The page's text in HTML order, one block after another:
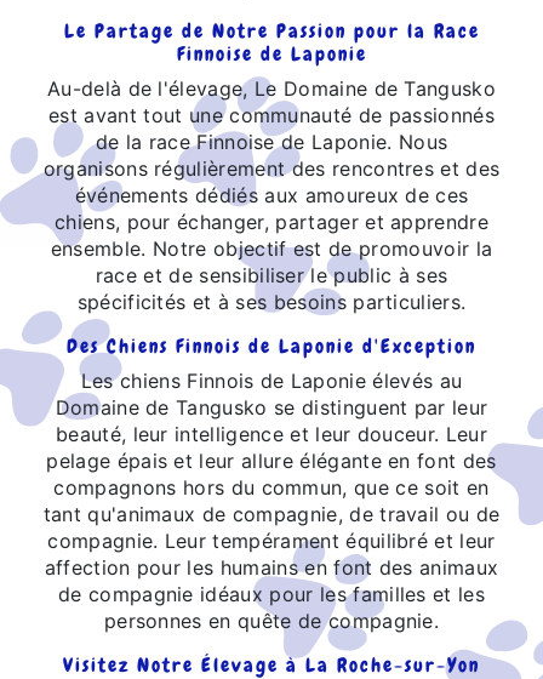
Le Partage de Notre Passion pour la Race
Finnoise de Laponie
Au-delà de l'élevage, Le Domaine de Tangusko
est avant tout une communauté de passionnés
de la race Finnoise de Laponie. Nous
organisons régulièrement des rencontres et des
événements dédiés aux amoureux de ces
chiens, pour échanger, partager et apprendre
ensemble. Notre objectif est de promouvoir la
race et de sensibiliser le public à ses
spécificités et à ses besoins particuliers.
Des Chiens Finnois de Laponie d'Exception
Les chiens Finnois de Laponie élevés au
Domaine de Tangusko se distinguent par leur
beauté, leur intelligence et leur douceur. Leur
pelage épais et leur allure élégante en font des
compagnons hors du commun, que ce soit en
tant qu'animaux de compagnie, de travail ou de
compagnie. Leur tempérament équilibré et leur
affection pour les humains en font des animaux
de compagnie idéaux pour les familles et les
personnes en quête de compagnie.
Visitez Notre Élevage à La Roche-sur-Yon